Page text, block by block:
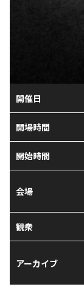
開催日
開場時間
開始時間
会場
観衆
アーカイブ